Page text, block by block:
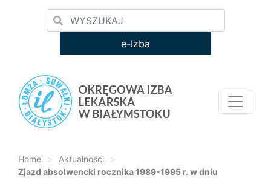
e-Izba
Home > Aktualności
>
Zjazd absolwencki rocznika 1989-1995 r. w dniu